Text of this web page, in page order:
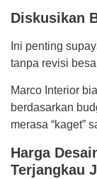
Diskusikan
Ini penting
tanpa revisi
Marco Interior
berdasarkan
merasa “kaget”
Harga
Terjangkau